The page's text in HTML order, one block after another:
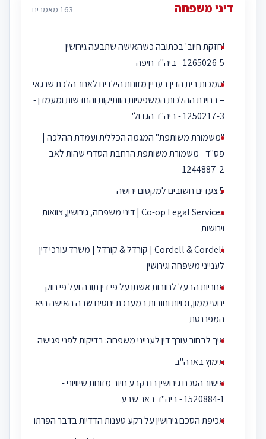
דיני משפחה 163 מאמרים
'חזקת חיוב' בכתובה כשהאישה שתבעה גירושין -
1265026-5 - ביה''ד חיפה
'סמכות בית הדין בעניין מזונות הילדים לאחר הלכת שרגאי
– בחינת ההלכות המשפטיות הוותיקות והחדשות ומעמדן -
1250217-3 - ביה''ד הגדול'
"משמורת משותפת" המגמה הכללית ועמדת ההלכה |
פס"ד - משמורת משותפת הרחבת הסדרי שהות לאב -
1244887-2
5 צעדים חשובים למקסום ירושה
Co-op Legal Services | דיני משפחה, גירושין, צוואות
וירושות
Cordell & Cordell | קורדל & קורדל | משרד עורכי דין
לענייני משפחה וגירושין
אחריות הבעל לחובות אשתו על פי דין תורה ועל פי חוק
יחסי ממון,זכויות וחובות במערכת יחסים שבה האישה היא
המפרנסת
איך לבחור עורך דין לענייני משפחה: בדיקות לפני פגישה
אימוץ בארה"ב
אישור הסכם גירושין בו נקבע חיוב מזונות שיוויוני -
1520884-1 - ביה''ד באר שבע
אכיפת הסכם גירושין על רקע טענות הדדיות בדבר הפרתו